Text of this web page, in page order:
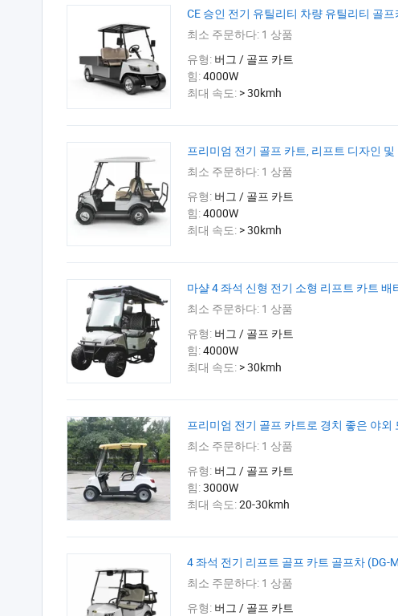
CE 승인 전기 유틸리티 차량 유틸리티 골
최소 주문하다: 1 상품
유형: 버그 / 골프 카트
힘:4000W
최대 속도: > 30kmh
프리미엄 전기 골프 카트, 리프트 디자인
최소 주문하다: 1 상품
유형: 버그 / 골프 카트
힘:4000W
최대 속도: > 30kmh
마샬 4 좌석 신형 전기 소형 리프트 카트
최소 주문하다: 1 상품
유형: 버그 / 골프 카트
힘:4000W
최대 속도: > 30kmh
프리미엄 전기 골프 카트로 경치 좋은 야외
최소 주문하다: 1 상품
유형: 버그 / 골프 카트
힘:3000W
최대 속도:20-30kmh
4 좌석 전기 리프트 골프 카트 골프차 (DG-
최소 주문하다: 1 상품
유형: 버그 / 골프 카트